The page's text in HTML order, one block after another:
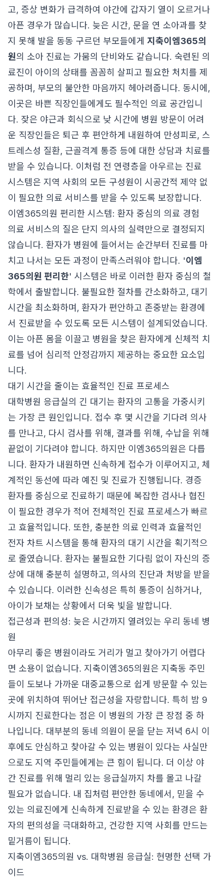
고, 증상 변화가 급격하여 야간에 갑자기 열이 오르거나
아픈 경우가 많습니다. 늦은 시간, 문을 연 소아과를 찾
지 못해 발을 동동 구르던 부모들에게 지축이엠365의
원의 소아 진료는 가뭄의 단비와도 같습니다. 숙련된 의
료진이 아이의 상태를 꼼꼼히 살피고 필요한 처치를 제
공하며, 부모의 불안한 마음까지 헤아려줍니다. 동시에,
이곳은 바쁜 직장인들에게도 필수적인 의료 공간입니
다. 잦은 야근과 회식으로 낮 시간에 병원 방문이 어려
운 직장인들은 퇴근 후 편안하게 내원하여 만성피로, 스
트레스성 질환, 근골격계 통증 등에 대한 상담과 치료를
받을 수 있습니다. 이처럼 전 연령층을 아우르는 진료
시스템은 지역 사회의 모든 구성원이 시공간적 제약 없
이 필요한 의료 서비스를 받을 수 있도록 보장합니다.
이엠365의원 편리한 시스템: 환자 중심의 의료 경험
의료 서비스의 질은 단지 의사의 실력만으로 결정되지
않습니다. 환자가 병원에 들어서는 순간부터 진료를 마
치고 나서는 모든 과정이 만족스러워야 합니다. '이엠
365의원 편리한' 시스템은 바로 이러한 환자 중심의 철
학에서 출발합니다. 불필요한 절차를 간소화하고, 대기
시간을 최소화하며, 환자가 편안하고 존중받는 환경에
서 진료받을 수 있도록 모든 시스템이 설계되었습니다.
이는 아픈 몸을 이끌고 병원을 찾은 환자에게 신체적 치
료를 넘어 심리적 안정감까지 제공하는 중요한 요소입
니다.
대기 시간을 줄이는 효율적인 진료 프로세스
대학병원 응급실의 긴 대기는 환자의 고통을 가중시키
는 가장 큰 원인입니다. 접수 후 몇 시간을 기다려 의사
를 만나고, 다시 검사를 위해, 결과를 위해, 수납을 위해
끝없이 기다려야 합니다. 하지만 이엠365의원은 다릅
니다. 환자가 내원하면 신속하게 접수가 이루어지고, 체
계적인 동선에 따라 예진 및 진료가 진행됩니다. 경증
환자를 중심으로 진료하기 때문에 복잡한 검사나 협진
이 필요한 경우가 적어 전체적인 진료 프로세스가 빠르
고 효율적입니다. 또한, 충분한 의료 인력과 효율적인
전자 차트 시스템을 통해 환자의 대기 시간을 획기적으
로 줄였습니다. 환자는 불필요한 기다림 없이 자신의 증
상에 대해 충분히 설명하고, 의사의 진단과 처방을 받을
수 있습니다. 이러한 신속성은 특히 통증이 심하거나,
아이가 보채는 상황에서 더욱 빛을 발합니다.
접근성과 편의성: 늦은 시간까지 열려있는 우리 동네 병
원
아무리 좋은 병원이라도 거리가 멀고 찾아가기 어렵다
면 소용이 없습니다. 지축이엠365의원은 지축동 주민
들이 도보나 가까운 대중교통으로 쉽게 방문할 수 있는
곳에 위치하여 뛰어난 접근성을 자랑합니다. 특히 밤 9
시까지 진료한다는 점은 이 병원의 가장 큰 장점 중 하
나입니다. 대부분의 동네 의원이 문을 닫는 저녁 6시 이
후에도 안심하고 찾아갈 수 있는 병원이 있다는 사실만
으로도 지역 주민들에게는 큰 힘이 됩니다. 더 이상 야
간 진료를 위해 멀리 있는 응급실까지 차를 몰고 나갈
필요가 없습니다. 내 집처럼 편안한 동네에서, 믿을 수
있는 의료진에게 신속하게 진료받을 수 있는 환경은 환
자의 편의성을 극대화하고, 건강한 지역 사회를 만드는
밑거름이 됩니다.
지축이엠365의원 vs. 대학병원 응급실: 현명한 선택 가
이드